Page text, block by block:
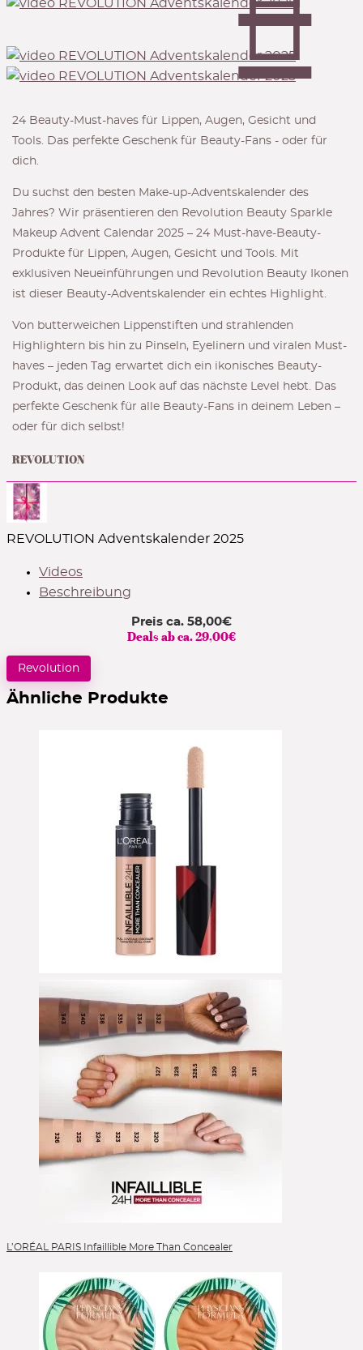
24 Beauty-Must-haves für Lippen, Augen, Gesicht und
Tools. Das perfekte Geschenk für Beauty-Fans - oder für
dich.
Du suchst den besten Make-up-Adventskalender des
Jahres? Wir präsentieren den Revolution Beauty Sparkle
Makeup Advent Calendar 2025 – 24 Must-have-Beauty-
Produkte für Lippen, Augen, Gesicht und Tools. Mit
exklusiven Neueinführungen und Revolution Beauty Ikonen
ist dieser Beauty-Adventskalender ein echtes Highlight.
Von butterweichen Lippenstiften und strahlenden
Highlightern bis hin zu Pinseln, Eyelinern und viralen Must-
haves – jeden Tag erwartet dich ein ikonisches Beauty-
Produkt, das deinen Look auf das nächste Level hebt. Das
perfekte Geschenk für alle Beauty-Fans in deinem Leben –
oder für dich selbst!
REVOLUTION
REVOLUTION Adventskalender 2025
Videos
Beschreibung
Preis ca. 58,00€
Deals ab ca.29,00€
Revolution
Ähnliche Produkte
L’ORÉAL PARIS Infaillible More Than Concealer